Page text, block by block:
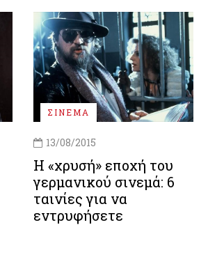
ΣΙΝΕΜΑ
13/08/2015
Η «χρυσή» εποχή του
γερμανικού σινεμά: 6
ταινίες για να
εντρυφήσετε